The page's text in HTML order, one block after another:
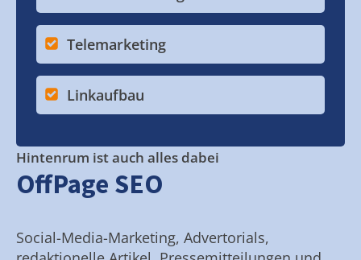
Telemarketing
Linkaufbau
Hintenrum ist auch alles dabei
OffPage SEO
Social-Media-Marketing, Advertorials,